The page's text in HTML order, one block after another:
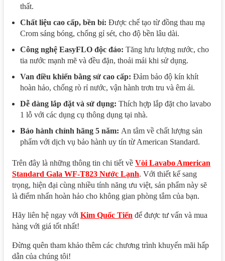
thất.
Chất liệu cao cấp, bền bỉ: Được chế tạo từ đồng thau mạ
Crom sáng bóng, chống gỉ sét, cho độ bền lâu dài.
Công nghệ EasyFLO độc đáo: Tăng lưu lượng nước, cho
tia nước mạnh mẽ và đều đặn, thoải mái khi sử dụng.
Van điều khiển bằng sứ cao cấp: Đảm bảo độ kín khít
hoàn hảo, chống rò rỉ nước, vận hành trơn tru và êm ái.
Dễ dàng lắp đặt và sử dụng: Thích hợp lắp đặt cho lavabo
1 lỗ với các dụng cụ thông dụng tại nhà.
Bảo hành chính hãng 5 năm: An tâm về chất lượng sản
phẩm với dịch vụ bảo hành uy tín từ American Standard.
Trên đây là những thông tin chi tiết về Vòi Lavabo American
Standard Gala WF-T823 Nước Lạnh. Với thiết kế sang
trọng, hiện đại cùng nhiều tính năng ưu việt, sản phẩm này sẽ
là điểm nhấn hoàn hảo cho không gian phòng tắm của bạn.
Hãy liên hệ ngay với Kim Quốc Tiến để được tư vấn và mua
hàng với giá tốt nhất!
Đừng quên tham khảo thêm các chương trình khuyến mãi hấp
dẫn của chúng tôi!